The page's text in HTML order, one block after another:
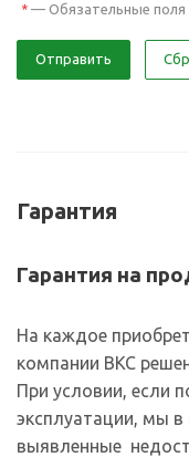
* — Обязательные поля
Отправить
Гарантия
Гарантия на
На каждое
компании ВКС
При условии, если
эксплуатации, мы в
выявленные